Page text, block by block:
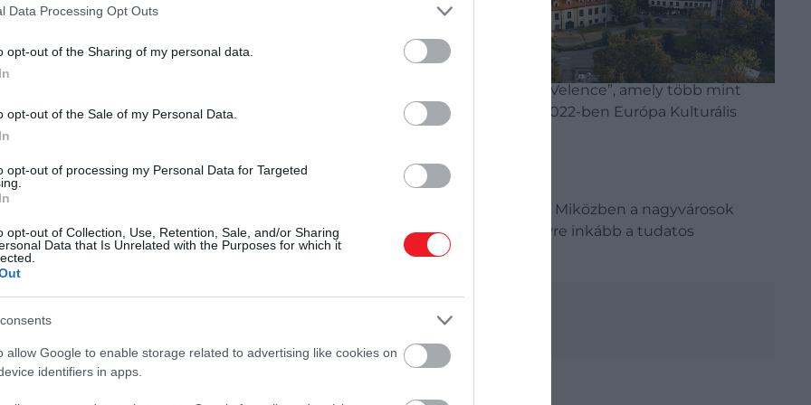
Data Processing Opt Outs
opt-out of the Sharing of my personal data.
opt-out of the Sale of my Personal Data.
opt-out of processing my Personal Data for Targeted
opt-out of Collection, Use, Retention, Sale, and/or Sharing
Data that Is Unrelated with the Purposes for which it
allow Google to enable storage related to advertising like cookies on
identifiers in apps.
világ legjobb szigete
(Bulgária), a világ egyik legrégebb óta lakott települése;
(Ausztria), az UNESCO
híres Stari Most híd otthona; valamint
(Lengyelország), a „Lengyel Velence”, amely több mint
A tizedik helyenKaunas
(Litvánia) zárja a TOP 10-es listát, amely 2022-ben Európa Kulturális
kincsei nem feltétlenül ott rejlenek, ahol a turisták tömegei járnak. Miközben a nagyvárosok
kezelni a túlterheltséget, ezek a kisebb,alulértékelt európai városok
egyre inkább a tudatos
jött el az idejük, hogy a figyelem középpontjába kerüljenek.
úti célját